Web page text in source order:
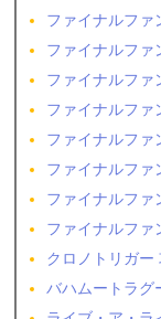
ファイナルファ
ファイナルファ
ファイナルファ
ファイナルファ
ファイナルファ
ファイナルファ
ファイナルファ
ファイナルファ
クロノトリガー
バハムートラグ